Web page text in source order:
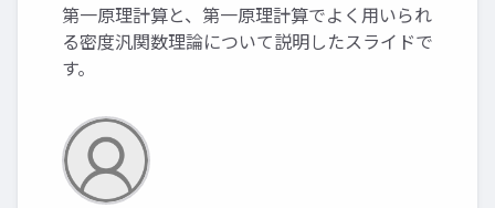
第一原理計算と、第一原理計算でよく用いられ
る密度汎関数理論について説明したスライドで
す。